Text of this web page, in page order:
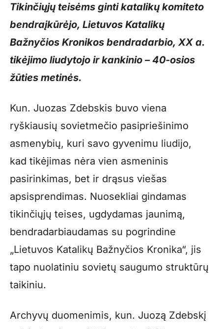
Tikinčiųjų teisėms ginti katalikų komiteto
bendraįkūrėjo, Lietuvos Katalikų
Bažnyčios Kronikos bendradarbio, XX a.
tikėjimo liudytojo ir kankinio – 40-osios
žūties metinės.
Kun. Juozas Zdebskis buvo viena
ryškiausių sovietmečio pasipriešinimo
asmenybių, kuri savo gyvenimu liudijo,
kad tikėjimas nėra vien asmeninis
pasirinkimas, bet ir drąsus viešas
apsisprendimas. Nuosekliai gindamas
tikinčiųjų teises, ugdydamas jaunimą,
bendradarbiaudamas su pogrindine
„Lietuvos Katalikų Bažnyčios Kronika“, jis
tapo nuolatiniu sovietų saugumo struktūrų
taikiniu.
Archyvų duomenimis, kun. Juozą Zdebskį